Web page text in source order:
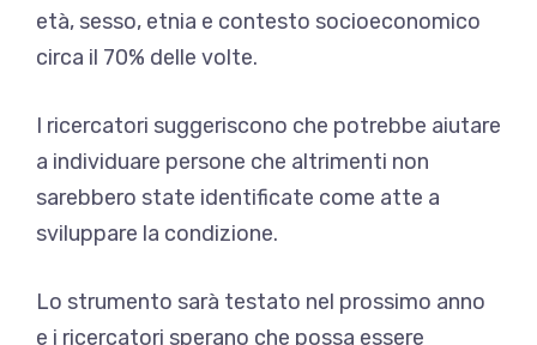
età, sesso, etnia e contesto socioeconomico
circa il 70% delle volte.
I ricercatori suggeriscono che potrebbe aiutare
a individuare persone che altrimenti non
sarebbero state identificate come atte a
sviluppare la condizione.
Lo strumento sarà testato nel prossimo anno
e i ricercatori sperano che possa essere